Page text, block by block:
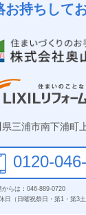
お持ちして
三浦市南下浦町
0120-
らは： 046-889-0720
（日曜祝祭日・第1・第3土